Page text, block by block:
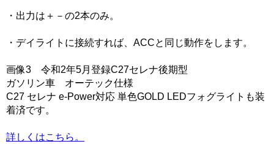
・出力は＋－の2本のみ。
・デイライトに接続すれば、ACCと同じ動作をします。
画像3 令和2年5月登録C27セレナ後期型
ガソリン車 オーテック仕様
C27 セレナ e-Power対応 単色GOLD LEDフォグライトも装
着済です。
詳しくはこちら。